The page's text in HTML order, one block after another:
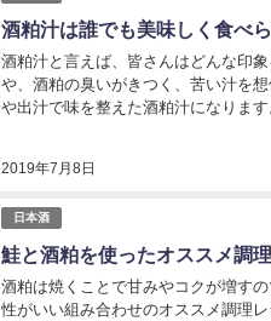
酒粕汁は誰でも美味しく食べ
2019年7月8日
酒粕汁と言えば、皆さんはどんな印
や、酒粕の臭いがきつく、苦い汁を
や出汁で味を整えた酒粕汁になりま
日本酒
鮭と酒粕を使ったオススメ調
酒粕は焼くことで甘みやコクが増す
性がいい組み合わせのオススメ調理